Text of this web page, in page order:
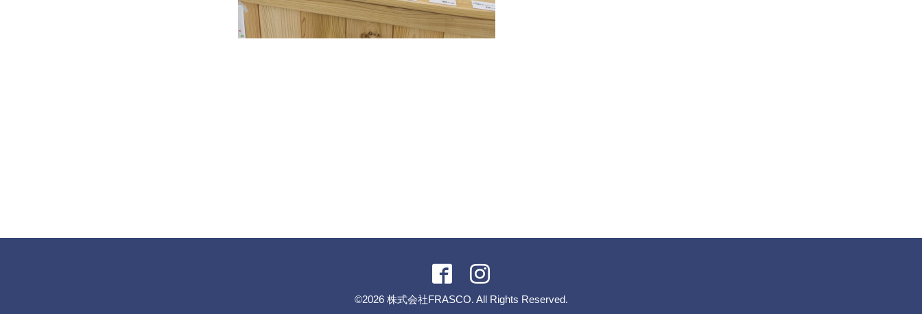
©2026 株式会社FRASCO. All Rights Reserved.